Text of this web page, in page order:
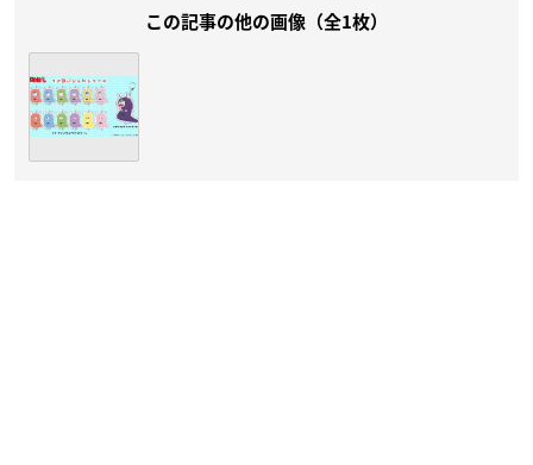
この記事の他の画像（全1枚）